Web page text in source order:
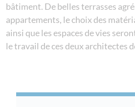
bâtiment. De belles terrasses
appartements, le choix des
ainsi que les espaces de vies
le travail de ces deux architectes